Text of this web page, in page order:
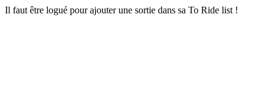
Il faut être logué pour ajouter une sortie dans sa To Ride list !